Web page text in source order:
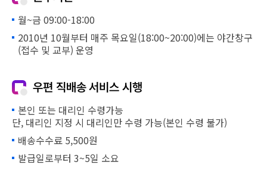
월~금 09:00-18:00
2010년 10월부터 매주 목요일(18:00~20:00)에는 야간창구
(접수 및 교부) 운영
우편 직배송 서비스 시행
본인 또는 대리인 수령가능
단, 대리인 지정 시 대리인만 수령 가능(본인 수령 불가)
배송수수료 5,500원
발급일로부터 3~5일 소요